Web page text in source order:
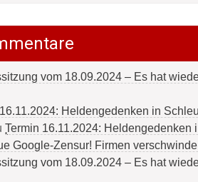
vom 18.09.2024 – Es hat
Heldengedenken in
Termin 16.11.2024: Heldengedenken
Google-Zensur! Firmen
vom 18.09.2024 – Es hat